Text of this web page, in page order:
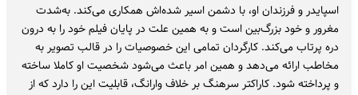
اسپایدر و فرزندان او، با دشمن اسیر شده‌اش همکاری می‌کند. به‌شدت
مغرور و خود بزرگ‌بین است و به همین علت در پایان فیلم خود را به درون
دره پرتاب می‌کند. کارگردان تمامی این خصوصیات را در قالب تصویر به
مخاطب ارائه می‌دهد و همین امر باعث می‌شود شخصیت او کاملا ساخته
و پرداخته شود. کاراکتر سرهنگ بر خلاف وارانگ، قابلیت این را دارد که از